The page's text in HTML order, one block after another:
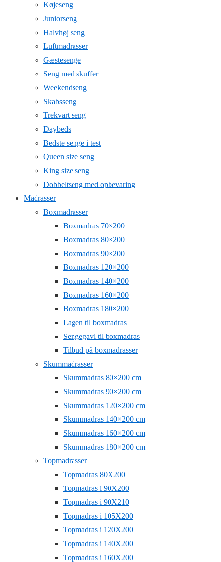
Køjeseng
Juniorseng
Halvhøj seng
Luftmadrasser
Gæstesenge
Seng med skuffer
Weekendseng
Skabsseng
Trekvart seng
Daybeds
Bedste senge i test
Queen size seng
King size seng
Dobbeltseng med opbevaring
Madrasser
Boxmadrasser
Boxmadras 70×200
Boxmadras 80×200
Boxmadras 90×200
Boxmadras 120×200
Boxmadras 140×200
Boxmadras 160×200
Boxmadras 180×200
Lagen til boxmadras
Sengegavl til boxmadras
Tilbud på boxmadrasser
Skummadrasser
Skummadras 80×200 cm
Skummadras 90×200 cm
Skummadras 120×200 cm
Skummadras 140×200 cm
Skummadras 160×200 cm
Skummadras 180×200 cm
Topmadrasser
Topmadras 80X200
Topmadras i 90X200
Topmadras i 90X210
Topmadras i 105X200
Topmadras i 120X200
Topmadras i 140X200
Topmadras i 160X200